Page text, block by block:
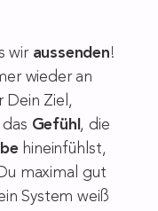
wir aussenden!
wieder an
Dein Ziel,
Gefühl , die
hineinfühlst,
maximal gut
System weiß